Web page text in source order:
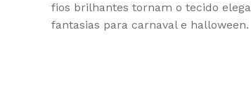
fios brilhantes tornam o tecido
fantasias para carnaval e halloween.